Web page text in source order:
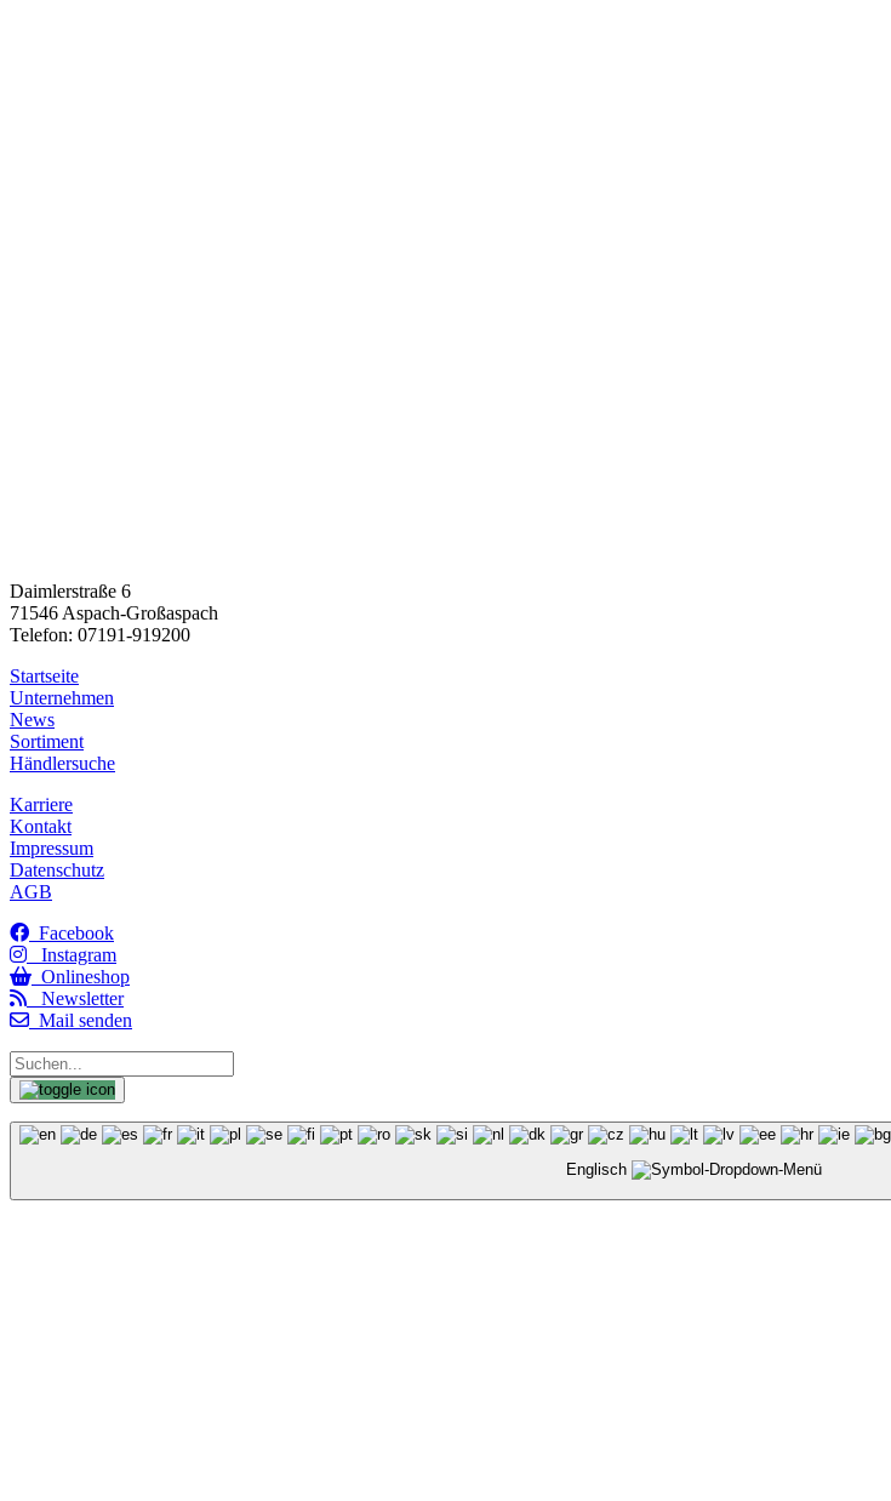
Daimlerstraße 6
71546 Aspach-Großaspach
Telefon: 07191-919200
Startseite
Unternehmen
News
Sortiment
Händlersuche
Karriere
Kontakt
Impressum
Datenschutz
AGB
Facebook
Instagram
Onlineshop
Newsletter
Mail senden
Englisch